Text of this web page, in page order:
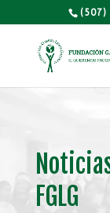
FGLG